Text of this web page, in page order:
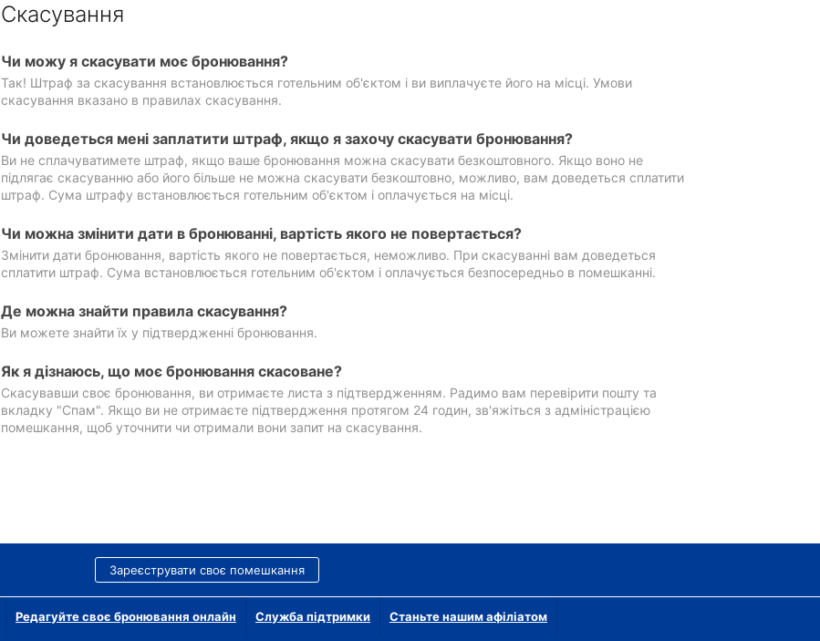
Скасування
Чи можу я скасувати моє бронювання?
Так! Штраф за скасування встановлюється готельним об'єктом і ви виплачуєте його на місці. Умови
скасування вказано в правилах скасування.
Чи доведеться мені заплатити штраф, якщо я захочу скасувати бронювання?
Ви не сплачуватимете штраф, якщо ваше бронювання можна скасувати безкоштовного. Якщо воно не
підлягає скасуванню або його більше не можна скасувати безкоштовно, можливо, вам доведеться сплатити
штраф. Сума штрафу встановлюється готельним об'єктом і оплачується на місці.
Чи можна змінити дати в бронюванні, вартість якого не повертається?
Змінити дати бронювання, вартість якого не повертається, неможливо. При скасуванні вам доведеться
сплатити штраф. Сума встановлюється готельним об'єктом і оплачується безпосередньо в помешканні.
Де можна знайти правила скасування?
Ви можете знайти їх у підтвердженні бронювання.
Як я дізнаюсь, що моє бронювання скасоване?
Скасувавши своє бронювання, ви отримаєте листа з підтвердженням. Радимо вам перевірити пошту та
вкладку "Спам". Якщо ви не отримаєте підтвердження протягом 24 годин, зв'яжіться з адміністрацією
помешкання, щоб уточнити чи отримали вони запит на скасування.
Зареєструвати своє помешкання
Редагуйте своє бронювання онлайн Служба підтримки Станьте нашим афіліатом